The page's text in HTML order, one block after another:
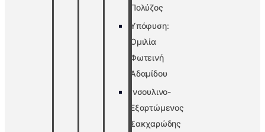
Πολύζος
Υπόφυση:
Ομιλία
Φωτεινή
Αδαμίδου
Ινσουλινο-
Εξαρτώμενος
Σακχαρώδης